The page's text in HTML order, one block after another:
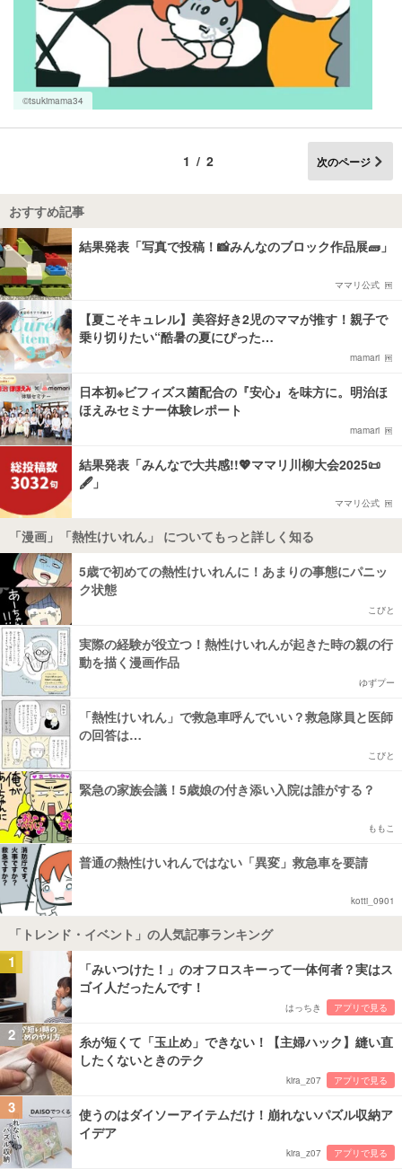
©tsukimama34
1/2 次のページ
おすすめ記事
結果発表「写真で投稿！📸みんなのブロック作品展🧱」
ママリ公式
【夏こそキュレル】美容好き2児のママが推す！親子で
乗り切りたい“酷暑の夏にぴった…
mamari
日本初※ビフィズス菌配合の『安心』を味方に。明治ほ
ほえみセミナー体験レポート
mamari
結果発表「みんなで大共感!!💖ママリ川柳大会2025📜
🖋️」
ママリ公式
「漫画」「熱性けいれん」 についてもっと詳しく知る
5歳で初めての熱性けいれんに！あまりの事態にパニッ
ク状態
こびと
実際の経験が役立つ！熱性けいれんが起きた時の親の行
動を描く漫画作品
ゆずプー
「熱性けいれん」で救急車呼んでいい？救急隊員と医師
の回答は…
こびと
緊急の家族会議！5歳娘の付き添い入院は誰がする？
ももこ
普通の熱性けいれんではない「異変」救急車を要請
kotti_0901
「トレンド・イベント」の人気記事ランキング
1
「みいつけた！」のオフロスキーって一体何者？実はス
ゴイ人だったんです！
はっちき アプリで見る
2
糸が短くて「玉止め」できない！【主婦ハック】縫い直
したくないときのテク
kira_z07 アプリで見る
3
使うのはダイソーアイテムだけ！崩れないパズル収納ア
イデア
kira_z07 アプリで見る